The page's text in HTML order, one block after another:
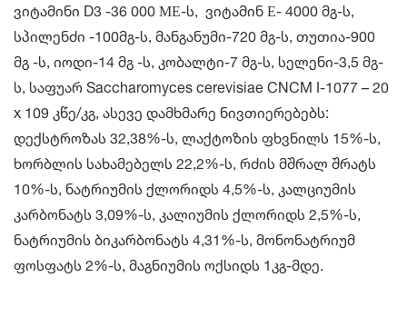
ვიტამინი D3 -36 000 МЕ-ს, ვიტამინ Е- 4000 მგ-ს,
სპილენძი -100მგ-ს, მანგანუმი-720 მგ-ს, თუთია-900
მგ -ს, იოდი-14 მგ -ს, კობალტი-7 მგ-ს, სელენი-3,5 მგ-
ს, საფუარ Saccharomyces cerevisiae CNCM I-1077 – 20
x 109 კწე/კგ, ასევე დამხმარე ნივთიერებებს:
დექსტროზას 32,38%-ს, ლაქტოზის ფხვნილს 15%-ს,
ხორბლის სახამებელს 22,2%-ს, რძის მშრალ შრატს
10%-ს, ნატრიუმის ქლორიდს 4,5%-ს, კალციუმის
კარბონატს 3,09%-ს, კალიუმის ქლორიდს 2,5%-ს,
ნატრიუმის ბიკარბონატს 4,31%-ს, მონონატრიუმ
ფოსფატს 2%-ს, მაგნიუმის ოქსიდს 1კგ-მდე.